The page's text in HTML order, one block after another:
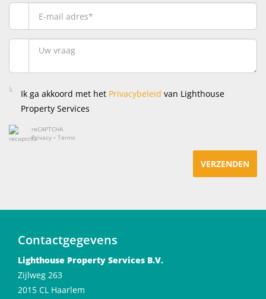
Ik ga akkoord met het Privacybeleid van Lighthouse
Property Services
reCAPTCHA
Privacy • Terms
VERZENDEN
Contactgegevens
Lighthouse Property Services B.V.
Zijlweg 263
2015 CL Haarlem